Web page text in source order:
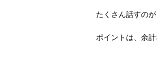
たくさん話すの
ポイントは、余